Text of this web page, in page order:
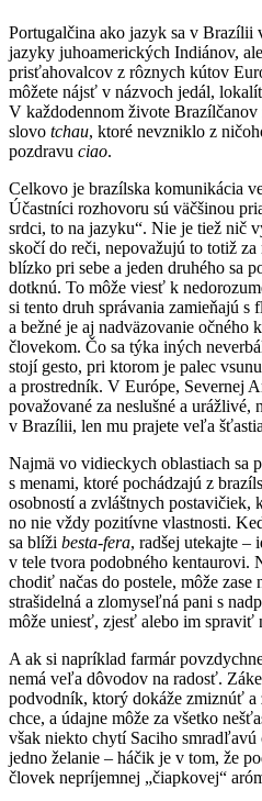
Portugalčina ako jazyk sa v
jazyky juhoamerických Indiánov,
prisťahovalcov z rôznych kútov
môžete nájsť v názvoch jedál,
V každodennom živote
slovo tchau, ktoré nevzniklo z
pozdravu ciao.
Celkovo je brazílska komunikácia
Účastníci rozhovoru sú väčšinou
srdci, to na jazyku“. Nie je tiež nič
skočí do reči, nepovažujú to totiž
blízko pri sebe a jeden druhého sa
dotknú. To môže viesť k
si tento druh správania zamieňajú s
a bežné je aj nadväzovanie očného
človekom. Čo sa týka iných
stojí gesto, pri ktorom je palec
a prostredník. V Európe, Severnej
považované za neslušné a urážlivé,
v Brazílii, len mu prajete veľa
Najmä vo vidieckych oblastiach sa
s menami, ktoré pochádzajú z
osobností a zvláštnych postavičiek,
no nie vždy pozitívne vlastnosti.
sa blíži besta-fera, radšej utekajte –
v tele tvora podobného kentaurovi.
chodiť načas do postele, môže zase
strašidelná a zlomyseľná pani s
môže uniesť, zjesť alebo im
A ak si napríklad farmár
nemá veľa dôvodov na radosť.
podvodník, ktorý dokáže zmiznúť
chce, a údajne môže za všetko
však niekto chytí Saciho
jedno želanie – háčik je v tom, že
človek nepríjemnej „čiapkovej“